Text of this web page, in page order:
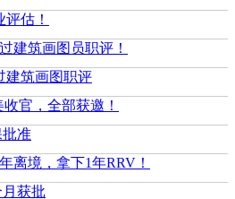
估！
建筑画图员职评！
建筑画图职评
官，全部获邀！
批准
离境，拿下1年RRV！
月获批